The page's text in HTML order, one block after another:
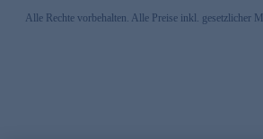
Alle Rechte vorbehalten. Alle Preise inkl. gesetzlicher